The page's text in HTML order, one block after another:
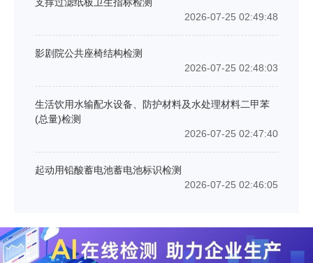
支撑过滤纸板卫生指标检测
2026-07-25 02:49:48
影剧院公共座椅结构检测
2026-07-25 02:48:03
生活饮用水输配水设备、防护材料及水处理材料二甲苯
(总量)检测
2026-07-25 02:47:40
起动用铅酸蓄电池蓄电池标识检测
2026-07-25 02:46:05